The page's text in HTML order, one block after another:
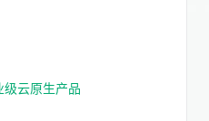
级云原生产品